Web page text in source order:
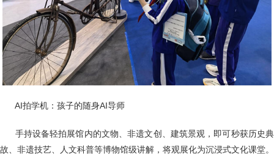
AI拍学机：孩子的随身AI导师
手持设备轻拍展馆内的文物、非遗文创、建筑景观，即可秒获历史典
故、非遗技艺、人文科普等博物馆级讲解，将观展化为沉浸式文化课堂。